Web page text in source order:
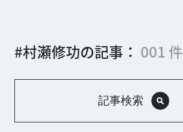
#村瀬修功の記事： 001 件
記事検索